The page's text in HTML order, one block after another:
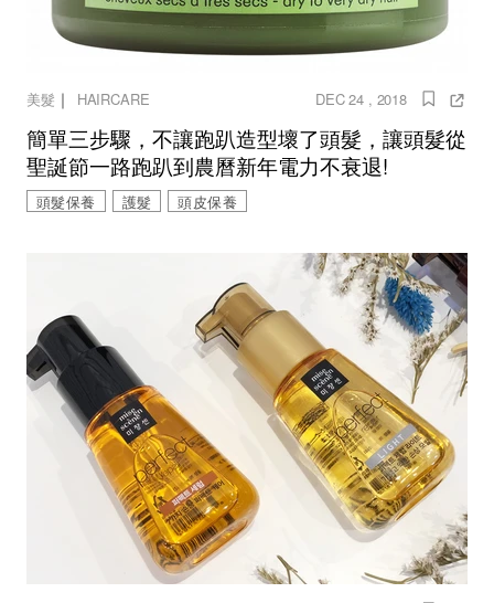
美髮 ｜ HAIRCARE DEC 24 , 2018
簡單三步驟，不讓跑趴造型壞了頭髮，讓頭髮從
聖誕節一路跑趴到農曆新年電力不衰退!
頭髮保養 護髮 頭皮保養